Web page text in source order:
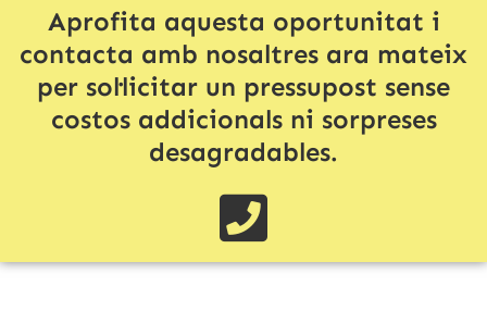
Aprofita aquesta oportunitat i
contacta amb nosaltres ara mateix
per sol·licitar un pressupost sense
costos addicionals ni sorpreses
desagradables.